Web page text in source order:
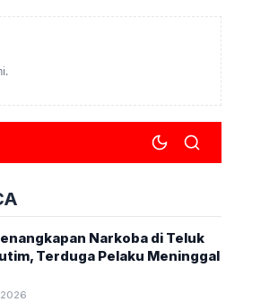
Narkoba di Teluk
Terduga Pelaku Meninggal